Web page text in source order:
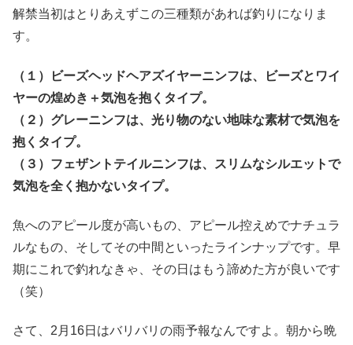
解禁当初はとりあえずこの三種類があれば釣りになりま
す。
（１）ビーズヘッドヘアズイヤーニンフは、ビーズとワイ
ヤーの煌めき＋気泡を抱くタイプ。
（２）グレーニンフは、光り物のない地味な素材で気泡を
抱くタイプ。
（３）フェザントテイルニンフは、スリムなシルエットで
気泡を全く抱かないタイプ。
魚へのアピール度が高いもの、アピール控えめでナチュラ
ルなもの、そしてその中間といったラインナップです。早
期にこれで釣れなきゃ、その日はもう諦めた方が良いです
（笑）
さて、2月16日はバリバリの雨予報なんですよ。朝から晩